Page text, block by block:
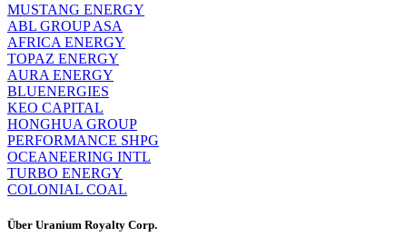
MUSTANG ENERGY
ABL GROUP ASA
AFRICA ENERGY
TOPAZ ENERGY
AURA ENERGY
BLUENERGIES
KEO CAPITAL
HONGHUA GROUP
PERFORMANCE SHPG
OCEANEERING INTL
TURBO ENERGY
COLONIAL COAL
Über Uranium Royalty Corp.